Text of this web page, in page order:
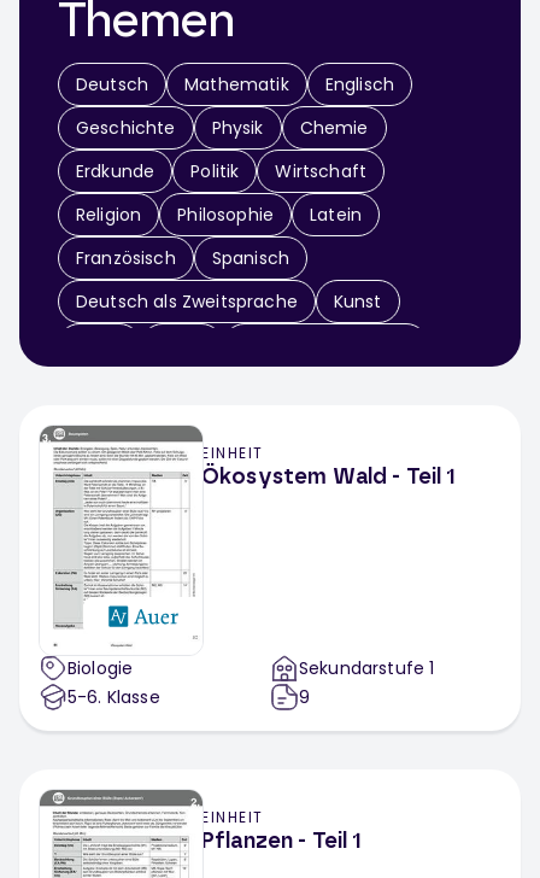
Themen
Deutsch Mathematik
Englisch
Geschichte
Physik
Chemie
Erdkunde
Politik
Wirtschaft
Religion
Philosophie
Latein
Französisch
Spanisch
Deutsch als Zweitsprache
Kunst
Sachunterricht
Werken / Textiles Gestalten
Theater
Fächerübergreifend
EINHEIT
Ökosystem Wald - Teil 1
Biologie
5-6. Klasse
Sekundarstufe 1
9
EINHEIT
Pflanzen - Teil 1